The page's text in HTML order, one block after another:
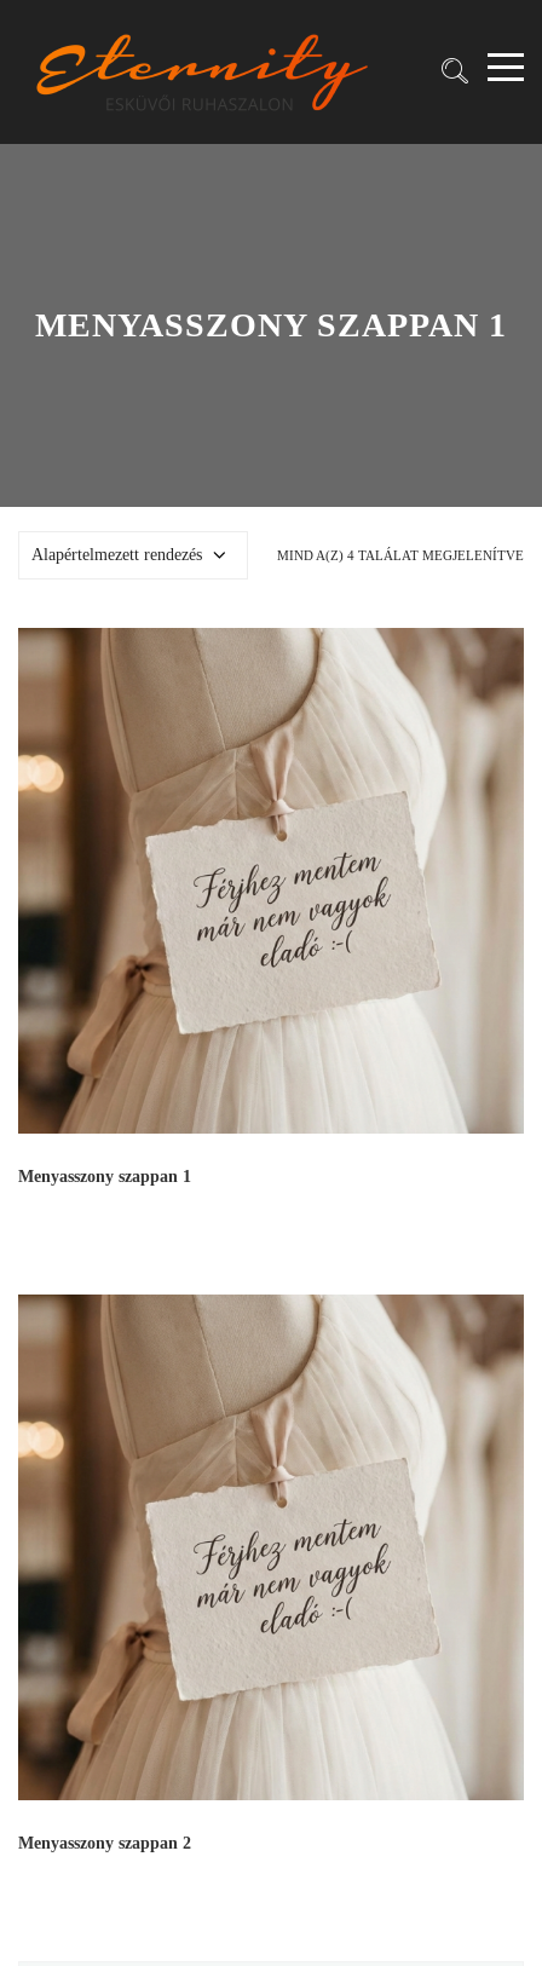
MENYASSZONY SZAPPAN 1
MIND A(Z) 4 TALÁLAT MEGJELENÍTVE
Menyasszony szappan 1
Menyasszony szappan 2